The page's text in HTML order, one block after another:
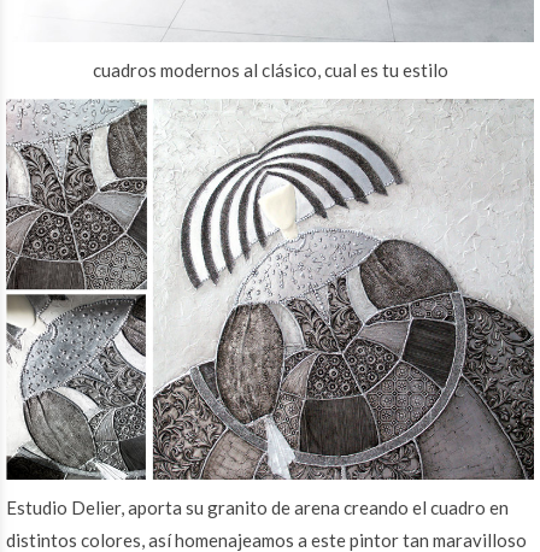
cuadros modernos al clásico, cual es tu estilo
Estudio Delier, aporta su granito de arena creando el cuadro en
distintos colores, así homenajeamos a este pintor tan maravilloso